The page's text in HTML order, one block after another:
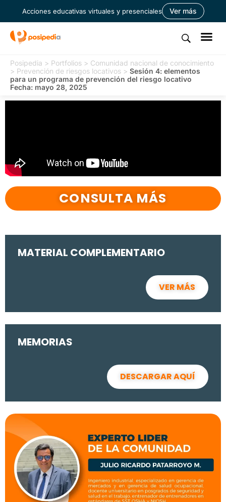
Acciones educativas virtuales y presenciales Ver más
Posipedia > Portfolios > Comunidad nacional de conocimiento
> Prevención de riesgos locativos > Sesión 4: elementos
para un programa de prevención del riesgo locativo
Fecha: mayo 28, 2025
CONSULTA MÁS
MATERIAL COMPLEMENTARIO
VER MÁS
MEMORIAS
DESCARGAR AQUÍ